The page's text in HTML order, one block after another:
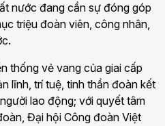
nước đang cần sự đóng góp
triệu đoàn viên, công nhân,
thống vẻ vang của giai cấp
lĩnh, trí tuệ, tinh thần đoàn kết
lao động; với quyết tâm
Đại hội Công đoàn Việt